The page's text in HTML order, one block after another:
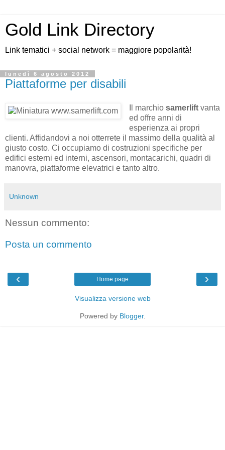
Gold Link Directory
Link tematici + social network = maggiore popolarità!
lunedì 6 agosto 2012
Piattaforme per disabili
Il marchio samerliftvanta
ed offre anni di
esperienza ai propri
clienti. Affidandovi a noi otterrete il massimo della qualità al
giusto costo. Ci occupiamo di costruzioni specifiche per
edifici esterni ed interni, ascensori, montacarichi, quadri di
manovra, piattaforme elevatrici e tanto altro.
Unknown
Nessun commento:
Posta un commento
‹ ›
Home page
Visualizza versione web
Powered by Blogger.